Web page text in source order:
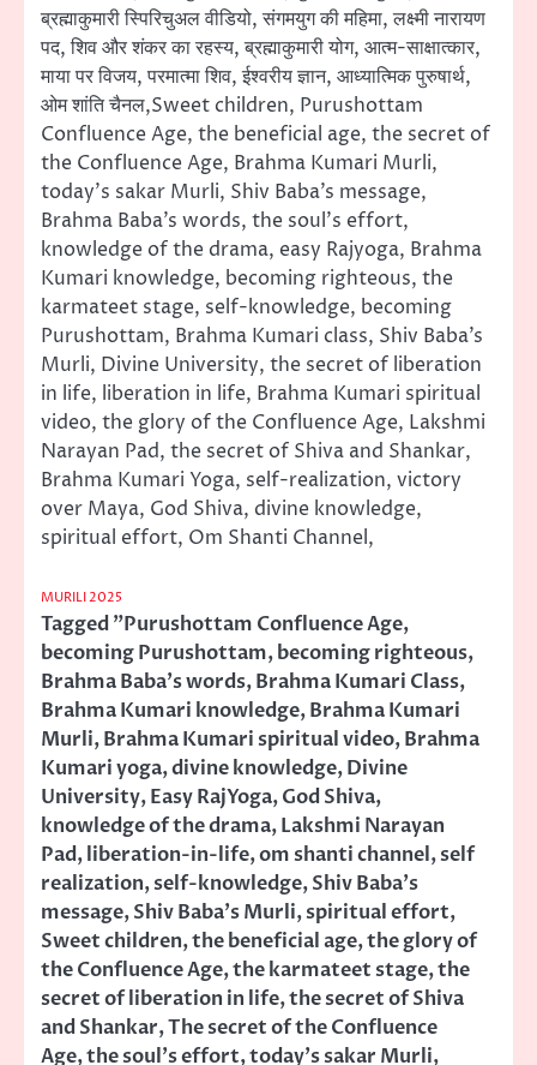
ब्रह्माकुमारी स्पिरिचुअल वीडियो, संगमयुग की महिमा, लक्ष्मी नारायण
पद, शिव और शंकर का रहस्य, ब्रह्माकुमारी योग, आत्म-साक्षात्कार,
माया पर विजय, परमात्मा शिव, ईश्वरीय ज्ञान, आध्यात्मिक पुरुषार्थ,
ओम शांति चैनल,Sweet children, Purushottam
Confluence Age, the beneficial age, the secret of
the Confluence Age, Brahma Kumari Murli,
today’s sakar Murli, Shiv Baba’s message,
Brahma Baba’s words, the soul’s effort,
knowledge of the drama, easy Rajyoga, Brahma
Kumari knowledge, becoming righteous, the
karmateet stage, self-knowledge, becoming
Purushottam, Brahma Kumari class, Shiv Baba’s
Murli, Divine University, the secret of liberation
in life, liberation in life, Brahma Kumari spiritual
video, the glory of the Confluence Age, Lakshmi
Narayan Pad, the secret of Shiva and Shankar,
Brahma Kumari Yoga, self-realization, victory
over Maya, God Shiva, divine knowledge,
spiritual effort, Om Shanti Channel,
MURILI 2025
Tagged"Purushottam Confluence Age,
becoming Purushottam,becoming righteous,
Brahma Baba's words,Brahma Kumari Class,
Brahma Kumari knowledge,Brahma Kumari
Murli,Brahma Kumari spiritual video,Brahma
Kumari yoga,divine knowledge,Divine
University,Easy RajYoga,God Shiva,
knowledge of the drama,Lakshmi Narayan
Pad,liberation-in-life,om shanti channel,self
realization,self-knowledge,Shiv Baba's
message,Shiv Baba's Murli,spiritual effort,
Sweet children,the beneficial age,the glory of
the Confluence Age,the karmateet stage,the
secret of liberation in life,the secret of Shiva
and Shankar,The secret of the Confluence
Age,the soul's effort,today's sakar Murli,